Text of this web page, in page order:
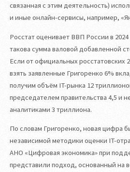
связанная с этим деятельность)
и иные онлайн-сервисы, например,
Росстат оценивает ВВП России в
такова сумма валовой добавленной
Если от официальных росстатовских
взять заявленные Григоренко 6%
получим объём IT-рынка 12
председателем правительства 4,5 и
аналитиками 3 триллиона.
По словам Григоренко, новая цифра
независимой методики оценки IT-
АНО «Цифровая экономика» при
представили подход, основанный на